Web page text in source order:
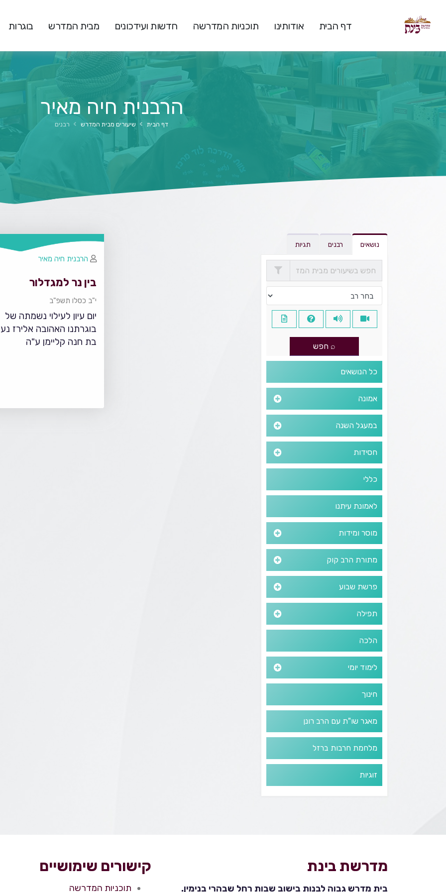
דף הבית אודותינו תוכניות המדרשה חדשות ועידכונים מבית המדרש בוגרות
הרבנית חיה מאיר
דף הבית שיעורים מבית המדרש רבנים
נושאים רבנים תגיות
כל הנושאים
אמונה
במעגל השנה
חסידות
כללי
לאמונת עיתנו
מוסר ומידות
מתורת הרב קוק
פרשת שבוע
תפילה
הלכה
לימוד יומי
חינוך
מאגר שו"ת עם הרב רונן
מלחמת חרבות ברזל
זוגיות
בין נר למגדלור
י"ב כסלו תשפ"ב
יום עיון לעילוי נשמתה של
בוגרתנו האהובה אלירז
בת חנה קליימן ע"ה
הרבנית חיה מאיר
מדרשת בינת
בית מדרש גבוה לבנות בישוב שבות רחל שבהרי בנימין.
קישורים שימושיים
תוכניות המדרשה